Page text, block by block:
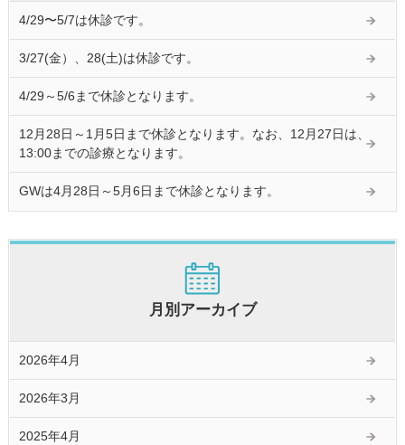
4/29〜5/7は休診です。
3/27(金）、28(土)は休診です。
4/29～5/6まで休診となります。
12月28日～1月5日まで休診となります。なお、12月27日は、
13:00までの診療となります。
GWは4月28日～5月6日まで休診となります。
月別アーカイブ
2026年4月
2026年3月
2025年4月